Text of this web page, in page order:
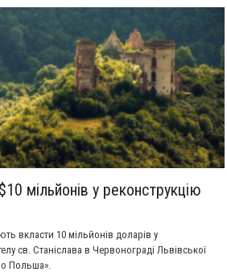
мільйонів у реконструкцію
вкласти 10 мільйонів доларів у
св. Станіслава в Червонограді Львівської
Польша».